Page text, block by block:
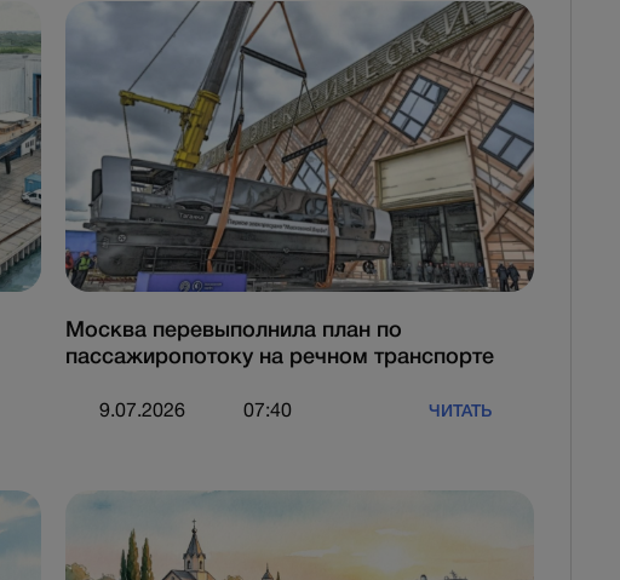
Москва перевыполнила план по
пассажиропотоку на речном транспорте
9.07.2026 07:40 ЧИТАТЬ